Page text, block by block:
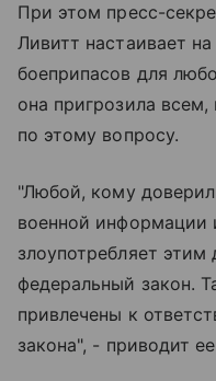
При этом пресс-
Ливитт настаивает
боеприпасов для
она пригрозила
по этому вопросу.
"Любой, кому
военной информации
злоупотребляет
федеральный закон.
привлечены к
закона", - приводит